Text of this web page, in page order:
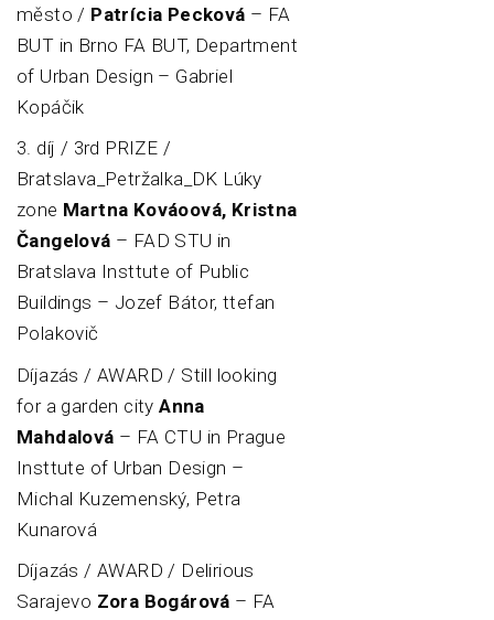
město / Patrícia Pecková – FA
BUT in Brno FA BUT, Department
of Urban Design – Gabriel
Kopáčik
3. díj / 3rd PRIZE /
Bratslava_Petržalka_DK Lúky
zone Martna Kováoová, Kristna
Čangelová – FAD STU in
Bratslava Insttute of Public
Buildings – Jozef Bátor, ttefan
Polakovič
Díjazás / AWARD / Still looking
for a garden cityAnna
Mahdalová – FA CTU in Prague
Insttute of Urban Design –
Michal Kuzemenský, Petra
Kunarová
Díjazás / AWARD / Delirious
Sarajevo Zora Bogárová – FA